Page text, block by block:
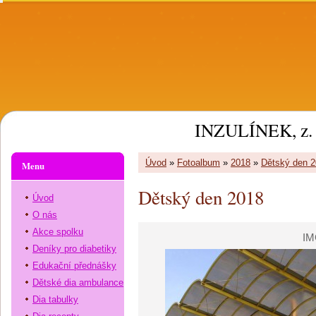
INZULÍNEK, z.
Úvod » Fotoalbum » 2018 » Dětský den
Dětský den 2018
Menu
Úvod
O nás
Akce spolku
Deníky pro diabetiky
Edukační přednášky
Dětské dia ambulance
Dia tabulky